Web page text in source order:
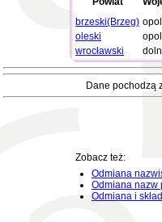
brzeski(Brzeg)
oleski
wrocławski
Dane pochodzą
Zobacz też:
Odmiana
Odmiana nazw
Odmiana i